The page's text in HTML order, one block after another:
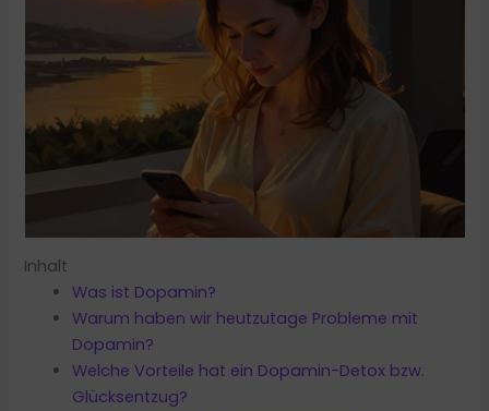
Inhalt
Was ist Dopamin?
Warum haben wir heutzutage Probleme mit
Dopamin?
Welche Vorteile hat ein Dopamin-Detox bzw.
Glücksentzug?